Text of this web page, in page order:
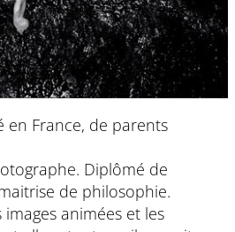
en France, de parents
Diplômé de
maitrise de philosophie.
animées et les